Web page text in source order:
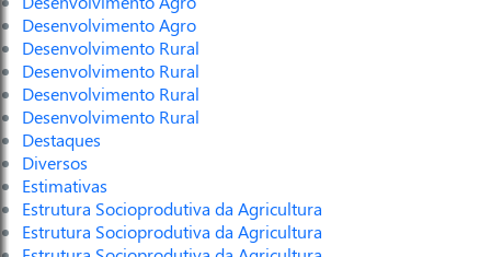
Desenvolvimento Agro
Desenvolvimento Rural
Desenvolvimento Rural
Desenvolvimento Rural
Desenvolvimento Rural
Destaques
Diversos
Estimativas
Estrutura Socioprodutiva da Agricultura
Estrutura Socioprodutiva da Agricultura